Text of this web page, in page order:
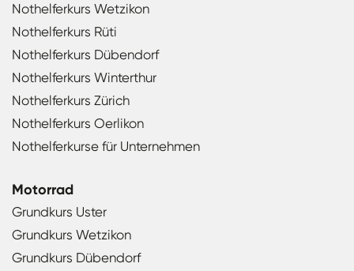
Nothelferkurs Wetzikon
Nothelferkurs Rüti
Nothelferkurs Dübendorf
Nothelferkurs Winterthur
Nothelferkurs Zürich
Nothelferkurs Oerlikon
Nothelferkurse für Unternehmen
Motorrad
Grundkurs Uster
Grundkurs Wetzikon
Grundkurs Dübendorf